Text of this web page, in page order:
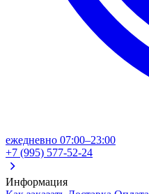
ежедневно 07:00–23:00
+7 (995) 577-52-24
Информация